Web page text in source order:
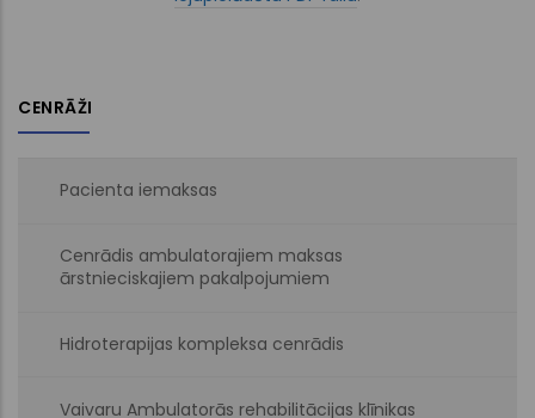
CENRĀŽI
Pacienta iemaksas
Cenrādis ambulatorajiem maksas
ārstnieciskajiem pakalpojumiem
Hidroterapijas kompleksa cenrādis
Vaivaru Ambulatorās rehabilitācijas klīnikas